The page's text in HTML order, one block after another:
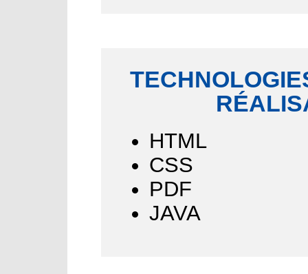
HTML
CSS
PDF
JAVA